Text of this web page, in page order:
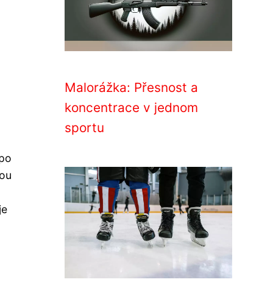
Malorážka: Přesnost a
koncentrace v jednom
sportu